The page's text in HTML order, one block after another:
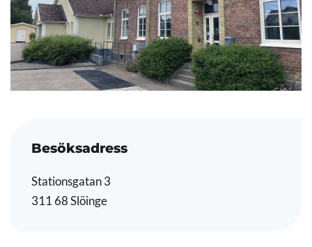
Besöksadress
Stationsgatan 3
311 68 Slöinge